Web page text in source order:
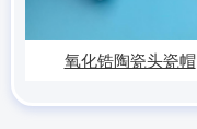
氧化锆陶瓷头瓷帽